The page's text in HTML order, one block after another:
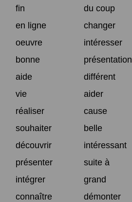
fin
du coup
en ligne
changer
oeuvre
intéresser
bonne
présentation
aide
différent
vie
aider
réaliser
cause
souhaiter
belle
découvrir
intéressant
présenter
suite à
intégrer
grand
connaître
démonter